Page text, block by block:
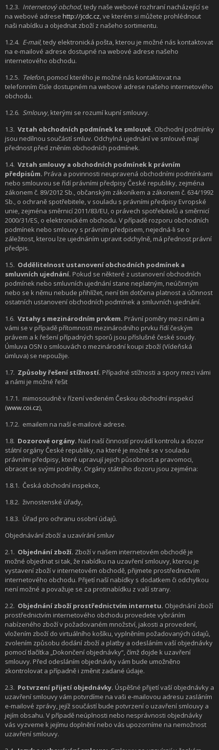
1.2.3. Internetový obchod, tedy naše webové rozhraní nacházející se
na webové adrese http://jcdc.cz, ve kterém si můžete prohlédnout
naši nabídku a objednat zboží z našeho sortimentu.
1.2.4. E-mail, tedy elektronická pošta, kterou je možné nás kontaktovat
na e-mailové adrese dostupné na webové adrese našeho
internetového obchodu.
1.2.5. Telefon, pomocí kterého je možné nás kontaktovat na
telefonním čísle dostupném na webové adrese našeho internetového
obchodu.
1.2.6. Smlouvy, kterými se rozumí kupní smlouvy.
1.3. Vztah obchodních podmínek ke smlouvě. Obchodní podmínky
jsou nedílnou součástí smluv. Odchylná ujednání ve smlouvě mají
přednost před zněním obchodních podmínek.
1.4. Vztah smlouvy a obchodních podmínek k právním
předpisům. Práva a povinnosti neupravená obchodními podmínkami
nebo smlouvou se řídí právními předpisy České republiky, zejména
zákonem č. 89/2012 Sb., občanským zákoníkem a zákonem č. 634/1992
Sb., o ochraně spotřebitele, v souladu s právními předpisy Evropské
unie, zejména směrnicí 2011/83/EU, o právech spotřebitelů a směrnicí
2000/31/ES, o elektronickém obchodu. V případě rozporu obchodních
podmínek nebo smlouvy s právním předpisem, nejedná-li se o
záležitost, kterou lze ujednáním upravit odchylně, má přednost právní
předpis.
1.5. Oddělitelnost ustanovení obchodních podmínek a
smluvních ujednání. Pokud se některé z ustanovení obchodních
podmínek nebo smluvních ujednání stane neplatným, neúčinným
nebo se k němu nebude přihlížet, není tím dotčena platnost a účinnost
ostatních ustanovení obchodních podmínek a smluvních ujednání.
1.6. Vztahy s mezinárodním prvkem. Právní poměry mezi námi a
vámi se v případě přítomnosti mezinárodního prvku řídí českým
právem a k řešení případných sporů jsou příslušné české soudy.
Úmluva OSN o smlouvách o mezinárodní koupi zboží (Vídeňská
úmluva) se nepoužije.
1.7. Způsoby řešení stížností. Případné stížnosti a spory mezi vámi
a námi je možné řešit
1.7.1. mimosoudně v řízení vedeném Českou obchodní inspekcí
(www.coi.cz),
1.7.2. emailem na naší e-mailové adrese.
1.8. Dozorové orgány. Nad naší činností provádí kontrolu a dozor
státní orgány České republiky, na které je možné se v souladu
právními předpisy, které upravují jejich působnost a pravomoci,
obracet se svými podněty. Orgány státního dozoru jsou zejména:
1.8.1. Česká obchodní inspekce,
1.8.2. živnostenské úřady,
1.8.3. Úřad pro ochranu osobní údajů.
Objednávání zboží a uzavírání smluv
2.1. Objednání zboží. Zboží v našem internetovém obchodě je
možné objednat si tak, že nabídku na uzavření smlouvy, kterou je
vystavení zboží v internetovém obchodě, přijmete prostřednictvím
internetového obchodu. Přijetí naší nabídky s dodatkem či odchylkou
není možné a považuje se za protinabídku z vaší strany.
2.2. Objednání zboží prostřednictvím internetu. Objednání zboží
prostřednictvím internetového obchodu provedete vybráním
nabízeného zboží v požadovaném množství, jakosti a provedení,
vložením zboží do virtuálního košíku, vyplněním požadovaných údajů,
zvolením způsobu dodání zboží a platby a odesláním vaší objednávky
pomocí tlačítka „Dokončení objednávky“, čímž dojde k uzavření
smlouvy. Před odesláním objednávky vám bude umožněno
zkontrolovat a případně i změnit zadané údaje.
2.3. Potvrzení přijetí objednávky. Úspěšné přijetí vaší objednávky a
uzavření smlouvy vám potvrdíme na vaši e-mailovou adresu zasláním
e-mailové zprávy, jejíž součástí bude potvrzení o uzavření smlouvy a
jejím obsahu. V případě neúplnosti nebo nesprávnosti objednávky
vás vyzveme k jejímu doplnění nebo vás upozorníme na nemožnost
uzavření smlouvy.